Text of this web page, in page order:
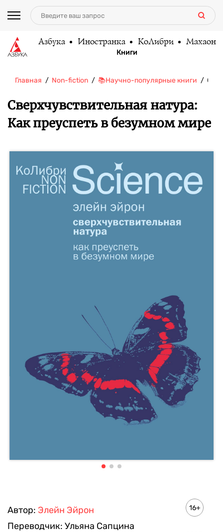
Азбука Иностранка КоЛибри Махаон
Книги
Главная Non-fiction 📚Научно-популярные книги
Сверхчувствительная натура:
Как преуспеть в безумном мире
Автор: Элейн Эйрон
Переводчик: Ульяна Сапцина
16+